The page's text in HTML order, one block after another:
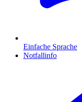
Einfache Sprache
Notfallinfo